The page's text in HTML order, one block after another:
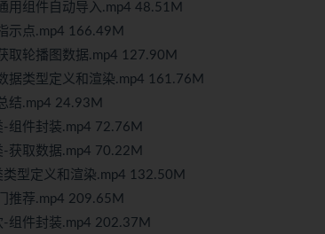
用组件自动导入.mp4 48.51M
示点.mp4 166.49M
取轮播图数据.mp4 127.90M
据类型定义和渲染.mp4 161.76M
结.mp4 24.93M
组件封装.mp4 72.76M
获取数据.mp4 70.22M
型定义和渲染.mp4 132.50M
推荐.mp4 209.65M
组件封装.mp4 202.37M